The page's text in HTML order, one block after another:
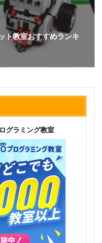
ト教室おすすめランキ
グラミング教室